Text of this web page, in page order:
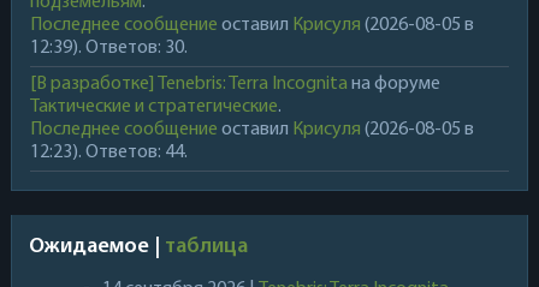
Последнее сообщение оставил Крисуля (2026-08-05 в
12:39). Ответов: 30.
[В разработке] Tenebris: Terra Incognita на форуме
Тактические и стратегические.
Последнее сообщение оставил Крисуля (2026-08-05 в
12:23). Ответов: 44.
Ожидаемое | таблица